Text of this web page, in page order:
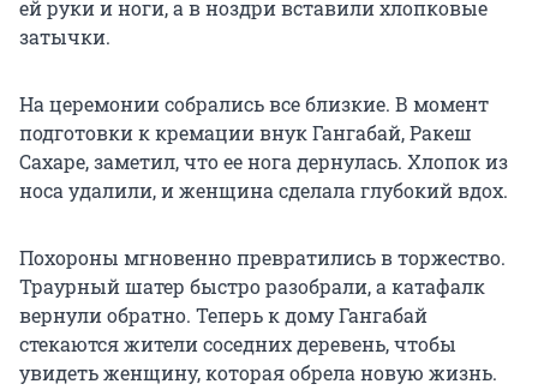
ей руки и ноги, а в ноздри вставили хлопковые
затычки.
На церемонии собрались все близкие. В момент
подготовки к кремации внук Гангабай, Ракеш
Сахаре, заметил, что ее нога дернулась. Хлопок из
носа удалили, и женщина сделала глубокий вдох.
Похороны мгновенно превратились в торжество.
Траурный шатер быстро разобрали, а катафалк
вернули обратно. Теперь к дому Гангабай
стекаются жители соседних деревень, чтобы
увидеть женщину, которая обрела новую жизнь.